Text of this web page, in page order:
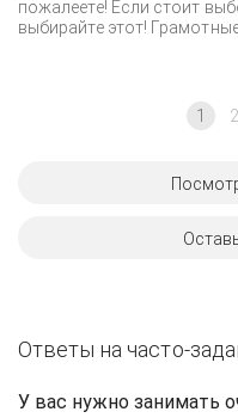
пожалеете! Если стоит
выбирайте этот!
1 2
Ответы на часто-
У вас нужно занимать